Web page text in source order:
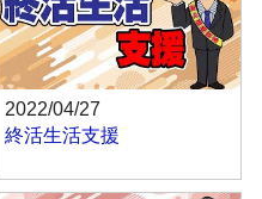
2022/04/27
終活生活支援